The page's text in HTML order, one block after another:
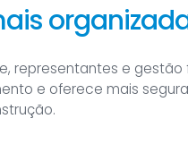
representantes e gestão
e oferece mais